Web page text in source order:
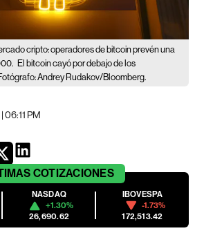
cripto: operadores de bitcoin prevén una
El bitcoin cayó por debajo de los
Andrey Rudakov/Bloomberg.
06:11 PM
COTIZACIONES
NASDAQ
+1.30%
26,690.62
IBOVESPA
-1.73%
172,513.42